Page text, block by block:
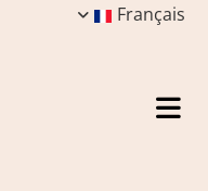
Français